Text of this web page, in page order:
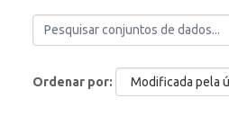
Ordenar por